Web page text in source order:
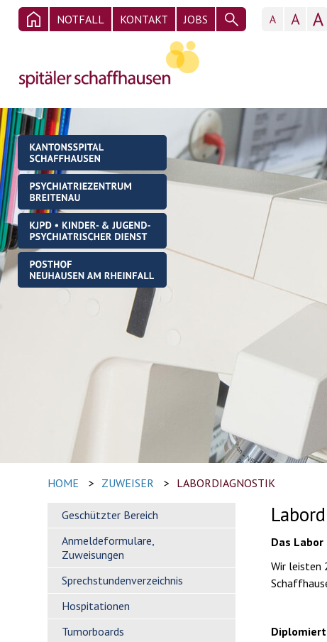
NOTFALL KONTAKT JOBS
HOME > ZUWEISER > LABORDIAGNOSTIK
Geschützter Bereich
Anmeldeformulare,
Zuweisungen
Sprechstundenverzeichnis
Hospitationen
Tumorboards
Das
Wir leisten